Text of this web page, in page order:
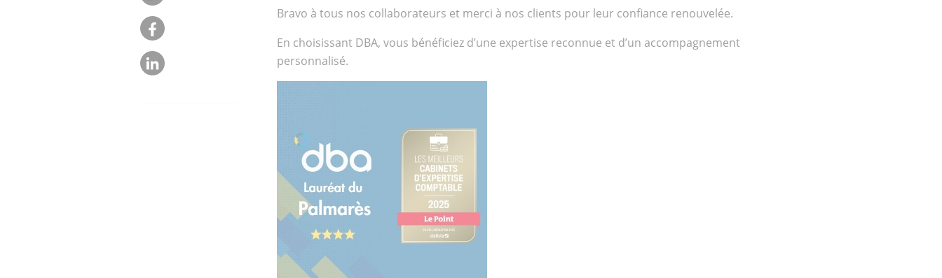
Bravo à tous nos collaborateurs et merci à nos clients pour leur confiance renouvelée.
En choisissant DBA, vous bénéficiez d’une expertise reconnue et d’un accompagnement
personnalisé.